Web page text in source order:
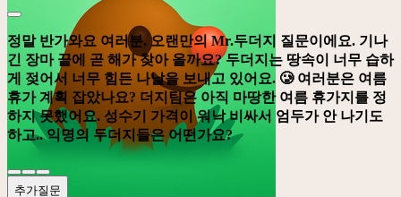
정말 반가와요 여러분. 오랜만의 Mr.두더지 질문이에요. 기나
긴 장마 끝에 곧 해가 찾아 올까요? 두더지는 땅속이 너무 습하
게 젖어서 너무 힘든 나날을 보내고 있어요. 🥲 여러분은 여름
휴가 계획 잡았나요? 더지팀은 아직 마땅한 여름 휴가지를 정
하지 못했어요. 성수기 가격이 워낙 비싸서 엄두가 안 나기도
하고.. 익명의 두더지들은 어떤가요?
추가질문